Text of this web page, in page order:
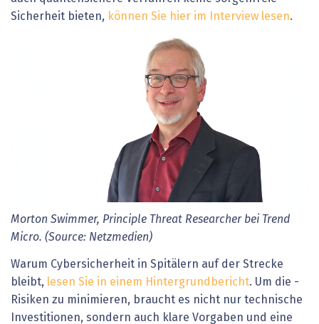
Sicherheit bieten, können Sie hier im Interview lesen.
Morton Swimmer, Principle Threat Researcher bei Trend
Micro. (Source: Netzmedien)
Warum Cybersicherheit in Spitälern auf der Strecke
bleibt, lesen Sie in einem Hintergrundbericht. Um die ­
Risiken zu minimieren, braucht es nicht nur technische
Investitionen, sondern auch klare Vorgaben und eine